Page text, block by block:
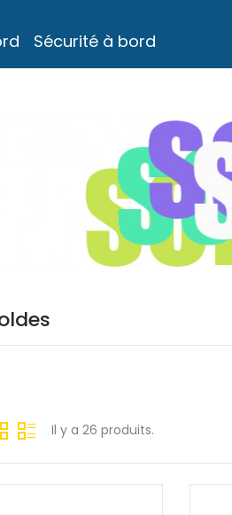
Sécurité à bord
Il y a 26 produits.